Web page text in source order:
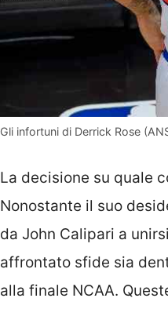
Gli infortuni di Derrick Rose
La decisione su quale
Nonostante il suo
da John Calipari a
affrontato sfide sia
alla finale NCAA.